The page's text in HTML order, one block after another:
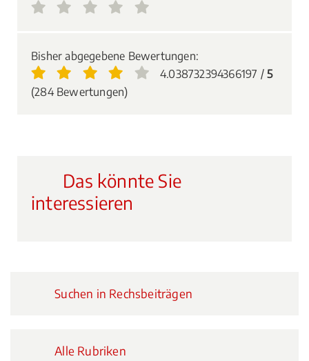
Bisher abgegebene Bewertungen:
4.038732394366197 /5
(284 Bewertungen)
Das könnte Sie
interessieren
Suchen in Rechsbeiträgen
Alle Rubriken